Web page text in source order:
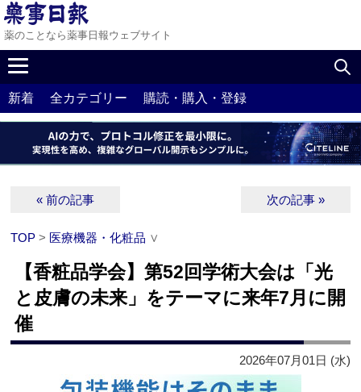
薬のことなら薬事日報ウェブサイト
新着 全カテゴリー 購読・購入・登録
« 前の記事 次の記事 »
TOP > 医療機器・化粧品 ∨
【香粧品学会】第52回学術大会は「光
と皮膚の未来」をテーマに来年7月に開
催
2026年07月01日 (水)